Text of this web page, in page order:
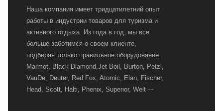
Наша компания имеет тридцатилетний опыт
работы в индустрии товаров для туризма и
активного отдыха. Из года в год, мы все
больше заботимся о своем клиенте,
подбирая только правильное оборудование.
Marmot, Black Diamond,Jet Boil, Burton, Petzl,
VauDe, Deuter, Red Fox, Atomic, Elan, Fischer,
Head, Scott, Halti, Phenix, Superior, Welt —